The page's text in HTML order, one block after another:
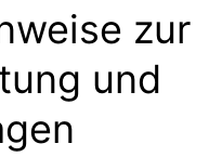
zur
und